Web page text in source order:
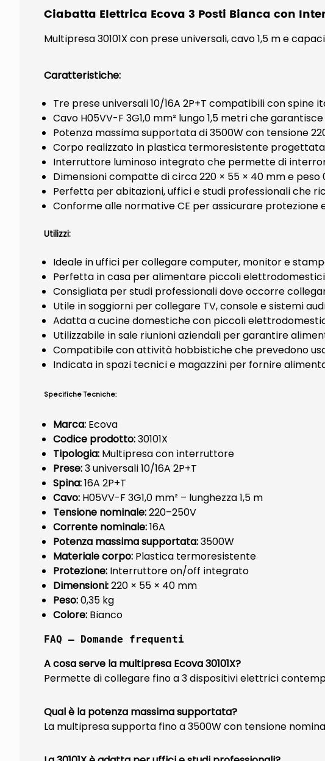
Ciabatta Elettrica Ecova 3 Posti Bianca con
Multipresa 30101X con prese universali, cavo 1,5 m e
Caratteristiche:
Tre prese universali 10/16A 2P+T compatibili con
Cavo H05VV-F 3G1,0 mm² lungo 1,5 metri che
Potenza massima supportata di 3500W con tensione
Corpo realizzato in plastica termoresistente
Interruttore luminoso integrato che permette di
Dimensioni compatte di circa 220 × 55 × 40 mm e
Perfetta per abitazioni, uffici e studi professionali che
Conforme alle normative CE per assicurare
Utilizzi:
Ideale in uffici per collegare computer, monitor e
Perfetta in casa per alimentare piccoli
Consigliata per studi professionali dove occorre
Utile in soggiorni per collegare TV, console e sistemi
Adatta a cucine domestiche con piccoli
Utilizzabile in sale riunioni aziendali per garantire
Compatibile con attività hobbistiche che prevedono
Indicata in spazi tecnici e magazzini per fornire
Specifiche Tecniche:
Marca: Ecova
Codice prodotto:30101X
Tipologia: Multipresa con interruttore
Prese:3 universali 10/16A 2P+T
Spina:16A 2P+T
Cavo: H05VV-F 3G1,0 mm² – lunghezza 1,5 m
Tensione nominale:220–250V
Corrente nominale:16A
Potenza massima supportata:3500W
Materiale corpo: Plastica termoresistente
Protezione: Interruttore on/off integrato
Dimensioni:220 × 55 × 40 mm
Peso:0,35 kg
Colore: Bianco
FAQ – Domande frequenti
A cosa serve la multipresa Ecova 30101X?
Permette di collegare fino a 3 dispositivi elettrici
Qual è la potenza massima supportata?
La multipresa supporta fino a 3500W con tensione